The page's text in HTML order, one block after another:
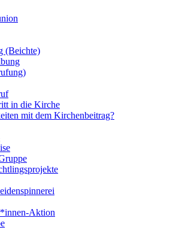
(Beichte)
in die Kirche
mit dem Kirchenbeitrag?
Aktion